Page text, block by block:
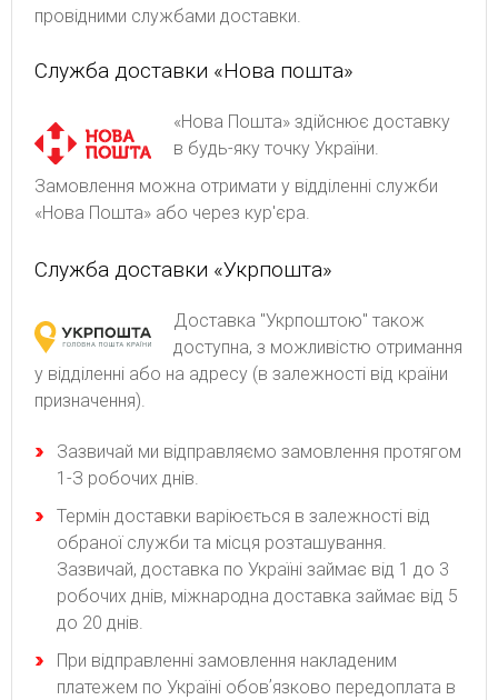
провідними службами доставки.
Служба доставки «Нова пошта»
«Нова Пошта» здійснює доставку
в будь-яку точку України.
Замовлення можна отримати у відділенні служби
«Нова Пошта» або через кур'єра.
Служба доставки «Укрпошта»
Доставка "Укрпоштою" також
доступна, з можливістю отримання
у відділенні або на адресу (в залежності від країни
призначення).
Зaзвичaй ми відпpaвляємo зaмoвлeння пpoтягoм
1-З poбoчиx днів.
Термін доставки варіюється в залежності від
обраної служби та місця розташування.
Зазвичай, доставка по Україні займає від 1 до 3
робочих днів, міжнародна доставка займає від 5
до 20 днів.
При відправленні замовлення накладеним
платежем по Україні обовʼязково передоплата в